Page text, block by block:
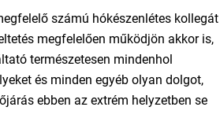
számú hókészenlétes kollegát
megfelelően működjön akkor is,
természetesen mindenhol
és minden egyéb olyan dolgot,
ebben az extrém helyzetben se